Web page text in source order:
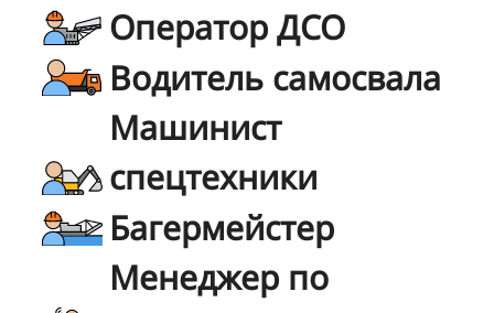
Оператор ДСО
Водитель самосвала
Машинист
спецтехники
Багермейстер
Менеджер по